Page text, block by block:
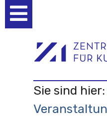
Werkzeuge
Sie sind hier: